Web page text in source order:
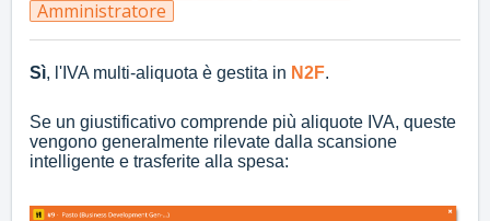
Amministratore
Sì, l'IVA multi-aliquota è gestita in N2F.
Se un giustificativo comprende più aliquote IVA, queste
vengono generalmente rilevate dalla scansione
intelligente e trasferite alla spesa: